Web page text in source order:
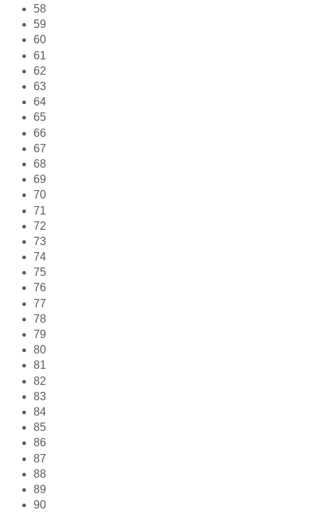
58
59
60
61
62
63
64
65
66
67
68
69
70
71
72
73
74
75
76
77
78
79
80
81
82
83
84
85
86
87
88
89
90